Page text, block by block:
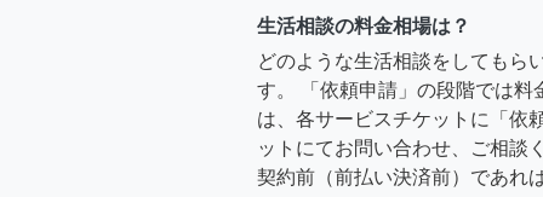
生活相談の料金相場は？
どのような生活相談をしてもら
す。 「依頼申請」の段階では料
は、各サービスチケットに「依
ットにてお問い合わせ、ご相
契約前（前払い決済前）であれ